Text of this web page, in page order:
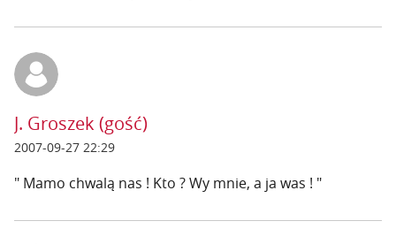
J. Groszek (gość)
2007-09-27 22:29
" Mamo chwalą nas ! Kto ? Wy mnie, a ja was ! "